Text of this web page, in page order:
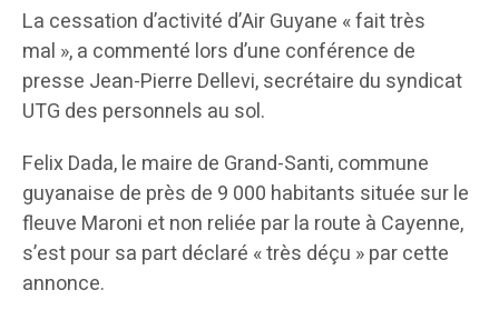
La cessation d’activité d’Air Guyane « fait très
mal », a commenté lors d’une conférence de
presse Jean-Pierre Dellevi, secrétaire du syndicat
UTG des personnels au sol.
Felix Dada, le maire de Grand-Santi, commune
guyanaise de près de 9 000 habitants située sur le
fleuve Maroni et non reliée par la route à Cayenne,
s’est pour sa part déclaré « très déçu » par cette
annonce.